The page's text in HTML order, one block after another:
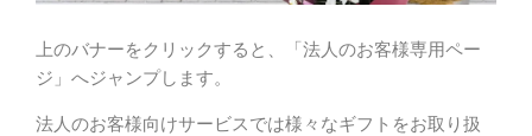
上のバナーをクリックすると、「法人のお客様専用ペー
ジ」へジャンプします。
法人のお客様向けサービスでは様々なギフトをお取り扱